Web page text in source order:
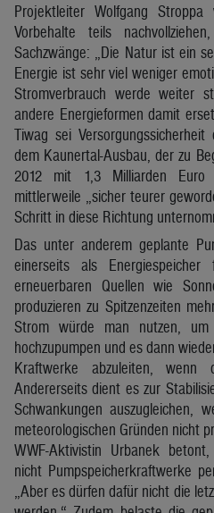
Projektleiter Wolfgang
Vorbehalte teils
Sachzwänge: „Die Natur ist ein
Energie ist sehr viel weniger
Stromverbrauch werde weiter
andere Energieformen damit
Tiwag sei
dem Kaunertal-Ausbau, der zu
2012 mit 1,3 Milliarden Euro
mittlerweile „sicher teurer
Schritt in diese Richtung
Das unter anderem geplante
einerseits als
erneuerbaren Quellen wie
produzieren zu Spitzenzeiten
Strom würde man nutzen,
hochzupumpen und es dann
Kraftwerke abzuleiten, wenn
Andererseits dient es zur
Schwankungen auszugleichen,
meteorologischen Gründen nicht
WWF-Aktivistin Urbanek
nicht Pumpspeicherkraftwerke
„Aber es dürfen dafür nicht die